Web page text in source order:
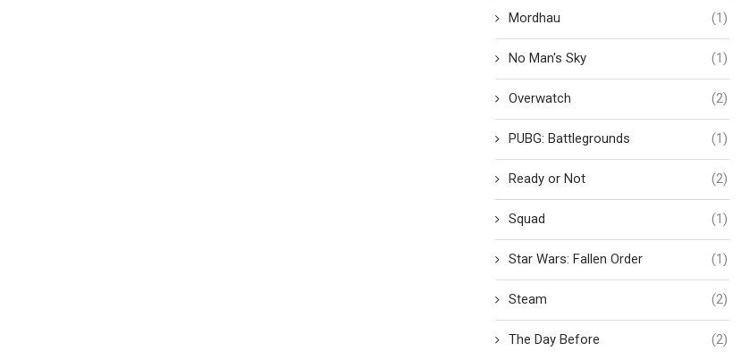
Mordhau (1)
No Man's Sky (1)
Overwatch (2)
PUBG: Battlegrounds (1)
Ready or Not (2)
Squad (1)
Star Wars: Fallen Order (1)
Steam (2)
The Day Before (2)